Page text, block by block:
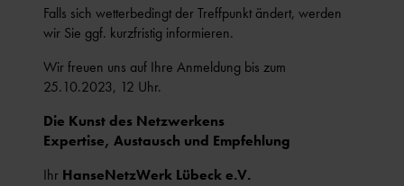
Falls sich wetterbedingt der Treffpunkt ändert, werden
wir Sie ggf. kurzfristig informieren.
Wir freuen uns auf Ihre Anmeldung bis zum
25.10.2023, 12 Uhr.
Die Kunst des Netzwerkens
Expertise, Austausch und Empfehlung
Ihr HanseNetzWerk Lübeck e.V.